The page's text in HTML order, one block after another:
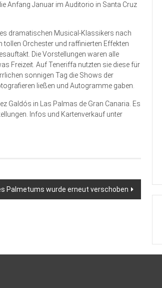
Anfang Januar im Auditorio in Santa Cruz
dramatischen Musical-Klassikers nach
Orchester und raffinierten Effekten
Die Vorstellungen waren alle
Freizeit. Auf Teneriffa nutzten sie diese für
sonnigen Tag die Shows der
ließen und Autogramme gaben.
Galdós in Las Palmas de Gran Canaria. Es
Infos und Kartenverkauf unter
Palmetums wurde erneut verschoben